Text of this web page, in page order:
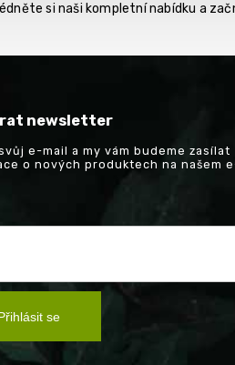
si naši kompletní nabídku a
newsletter
e-mail a my vám budeme zasílat
o nových produktech na našem
se